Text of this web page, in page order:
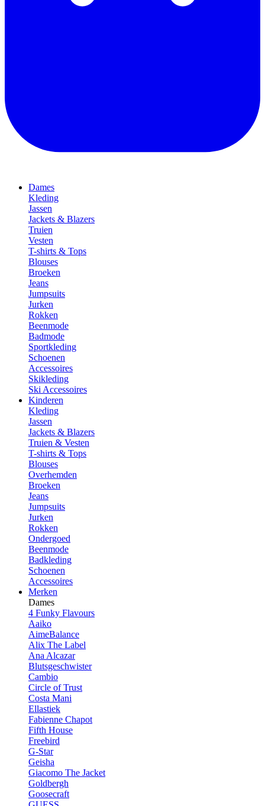
Dames
Kleding
Jassen
Jackets & Blazers
Truien
Vesten
T-shirts & Tops
Blouses
Broeken
Jeans
Jumpsuits
Jurken
Rokken
Beenmode
Badmode
Sportkleding
Schoenen
Accessoires
Skikleding
Ski Accessoires
Kinderen
Kleding
Jassen
Jackets & Blazers
Truien & Vesten
T-shirts & Tops
Blouses
Overhemden
Broeken
Jeans
Jumpsuits
Jurken
Rokken
Ondergoed
Beenmode
Badkleding
Schoenen
Accessoires
Merken
Dames
4 Funky Flavours
Aaiko
AimeBalance
Alix The Label
Ana Alcazar
Blutsgeschwister
Cambio
Circle of Trust
Costa Mani
Ellastiek
Fabienne Chapot
Fifth House
Freebird
G-Star
Geisha
Giacomo The Jacket
Goldbergh
Goosecraft